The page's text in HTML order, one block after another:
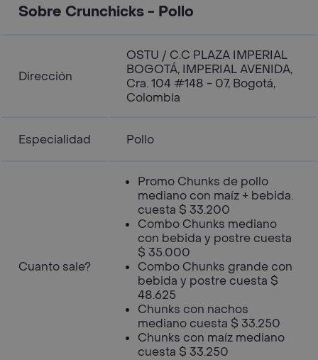
Sobre Crunchicks - Pollo
Dirección
OSTU / C.C PLAZA IMPERIAL
BOGOTÁ, IMPERIAL AVENIDA,
Cra. 104 #148 - 07, Bogotá,
Colombia
Especialidad Pollo
Cuanto sale?
Promo Chunks de pollo
mediano con maíz + bebida.
cuesta $ 33.200
Combo Chunks mediano
con bebida y postre cuesta
$ 35.000
Combo Chunks grande con
bebida y postre cuesta $
48.625
Chunks con nachos
mediano cuesta $ 33.250
Chunks con maíz mediano
cuesta $ 33.250